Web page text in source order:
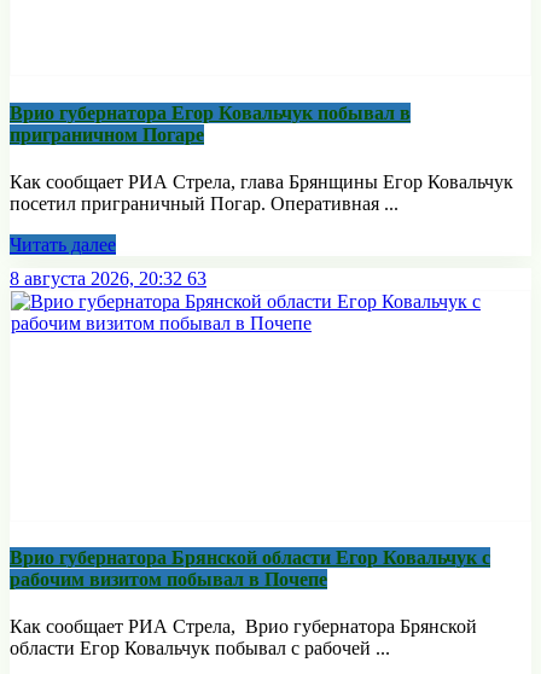
Врио губернатора Егор Ковальчук побывал в
приграничном Погаре
Как сообщает РИА Стрела, глава Брянщины Егор Ковальчук
посетил приграничный Погар. Оперативная ...
Читать далее
8 августа 2026, 20:32 63
Врио губернатора Брянской области Егор Ковальчук с
рабочим визитом побывал в Почепе
Как сообщает РИА Стрела, Врио губернатора Брянской
области Егор Ковальчук побывал с рабочей ...